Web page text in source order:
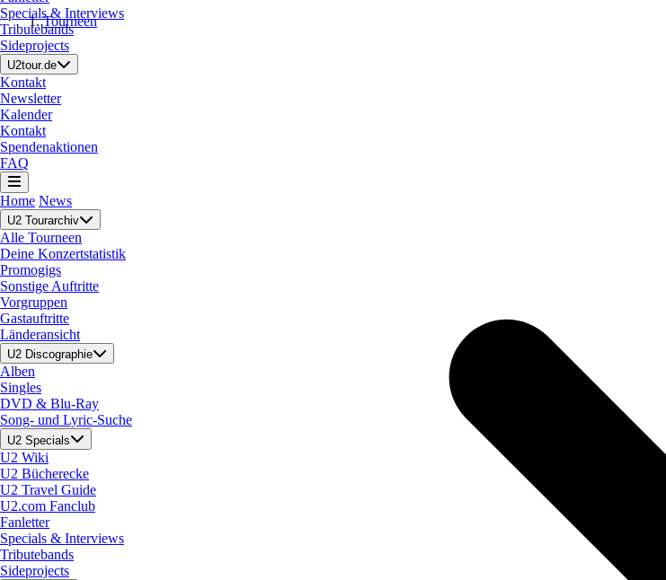
Specials & Interviews
Tributebands
Sideprojects
U2tour.de
Kontakt
Newsletter
Kalender
Kontakt
Spendenaktionen
FAQ
Home News
U2 Tourarchiv
Alle Tourneen
Deine Konzertstatistik
Promogigs
Sonstige Auftritte
Vorgruppen
Gastauftritte
Länderansicht
U2 Discographie
Alben
Singles
DVD & Blu-Ray
Song- und Lyric-Suche
U2 Specials
U2 Wiki
U2 Bücherecke
U2 Travel Guide
U2.com Fanclub
Fanletter
Specials & Interviews
Tributebands
Sideprojects
Tourneen